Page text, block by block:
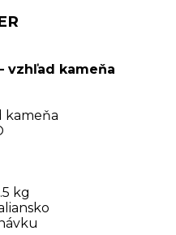
vzhľad kameňa
kameňa
kg